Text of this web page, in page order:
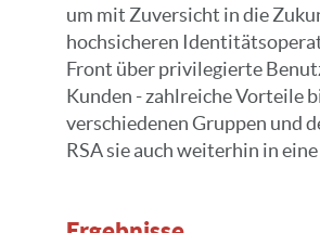
um mit Zuversicht in die
hochsicheren
Front über privilegierte
Kunden - zahlreiche Vorteile
verschiedenen Gruppen und
RSA sie auch weiterhin in